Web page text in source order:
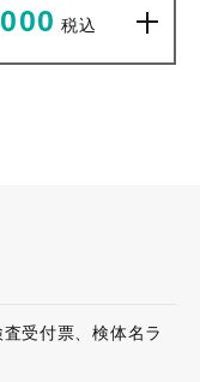
税込
受付票、検体名ラ